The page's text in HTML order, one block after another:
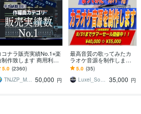
コナラ販売実績No.1⭐︎楽
制作致します 商用利用
リピーター多数の楽
制作サービスです
5.0 (2360)
TNJZP_MUSIC 50,000 円
最高音質の歌ってみたカ
ラオケ音源を制作します
《原曲と同クオリティの
音源》《リーズナブル価
格》《迅速対応》
5.0 (35)
Luxel_Sound Designer 35,000 円